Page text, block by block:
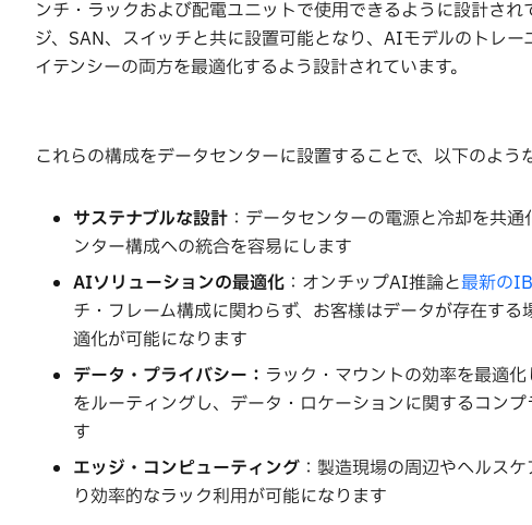
ンチ・ラックおよび配電ユニットで使用できるように設計さ
ジ、SAN、スイッチと共に設置可能となり、AIモデルのトレ
イテンシーの両方を最適化するよう設計されています。
これらの構成をデータセンターに設置することで、以下のよ
サステナブルな設計 ：データセンターの電源と冷却を共
ンター構成への統合を容易にします
AIソリューションの最適化 ：オンチップAI推論と最新の
チ・フレーム構成に関わらず、お客様はデータが存在す
適化が可能になります
データ・プライバシー： ラック・マウントの効率を最適
をルーティングし、データ・ロケーションに関するコン
す
エッジ・コンピューティング ：製造現場の周辺やヘルス
り効率的なラック利用が可能になります